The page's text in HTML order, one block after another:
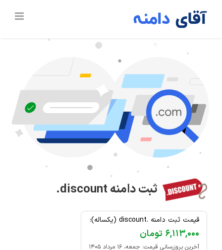
ثبت دامنه.discount
قیمت ثبت دامنه .discount (یکساله):
۶,۱۱۳,۰۰۰ تومان
آخرین بروزرسانی قیمت: جمعه، ۱۶ مرداد ۱۴۰۵